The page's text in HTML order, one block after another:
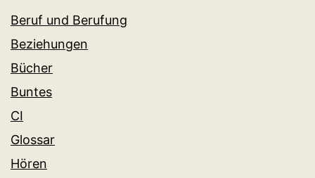
Beruf und Berufung
Beziehungen
Bücher
Buntes
CI
Glossar
Hören